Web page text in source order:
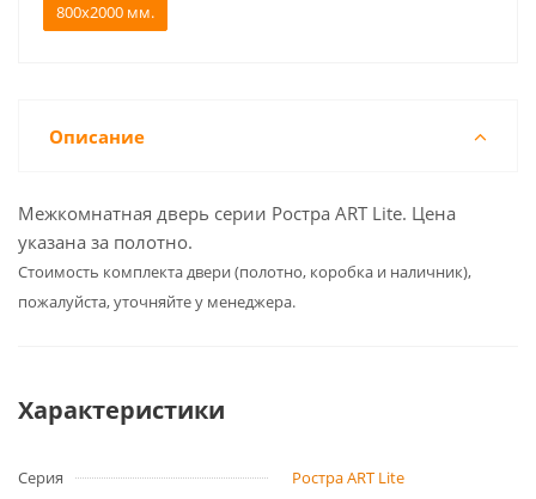
800x2000 мм.
Описание
Межкомнатная дверь серии Ростра ART Lite. Цена
указана за полотно.
Cтоимость комплекта двери (полотно, коробка и наличник),
пожалуйста, уточняйте у менеджера.
Характеристики
Серия
Ростра ART Lite